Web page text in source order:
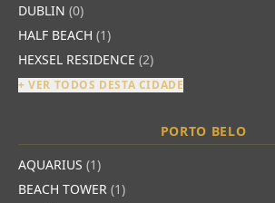
DUBLIN (0)
HALF BEACH (1)
HEXSEL RESIDENCE (2)
+ VER TODOS DESTA CIDADE
PORTO BELO
AQUARIUS (1)
BEACH TOWER (1)